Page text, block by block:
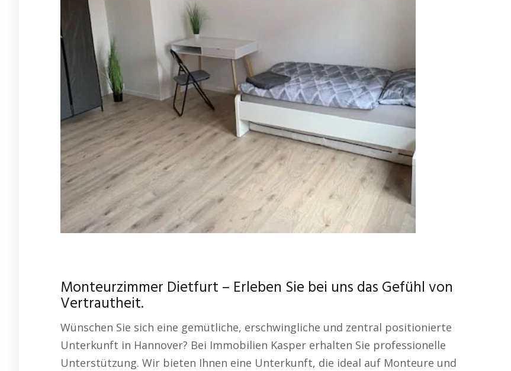
Monteurzimmer Dietfurt – Erleben Sie bei uns das Gefühl von
Vertrautheit.
Wünschen Sie sich eine gemütliche, erschwingliche und zentral positionierte
Unterkunft in Hannover? Bei Immobilien Kasper erhalten Sie professionelle
Unterstützung. Wir bieten Ihnen eine Unterkunft, die ideal auf Monteure und